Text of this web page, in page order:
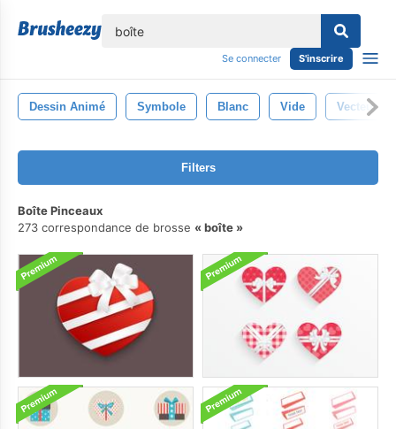
Se connecter S'inscrire
Dessin Animé Symbole Blanc Vide Vecteur
Filters
Boîte Pinceaux
273 correspondance de brosse
boîte